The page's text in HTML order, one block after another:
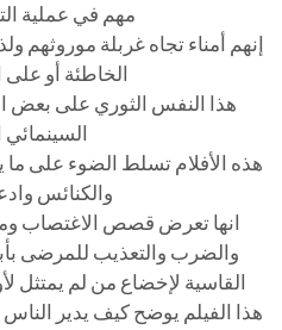
مهم في عملية
إنهم أمناء تجاه غربلة موروثهم
الخاطئة أو على
هذا النفس الثوري على بعض
السينمائي
هذه الأفلام تسلط الضوء على
والكنائس
انها تعرض قصص الاغتصاب
والضرب والتعذيب للمرضى
القاسية لإخضاع من لم يمتثل
هذا الفيلم يوضح كيف يدير